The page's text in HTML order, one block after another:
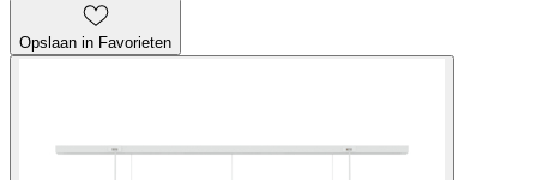
Opslaan in Favorieten